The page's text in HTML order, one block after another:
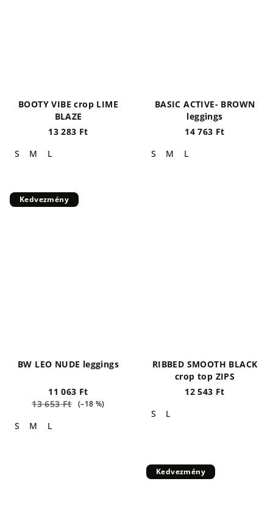
BOOTY VIBE crop LIME
BLAZE
13 283 Ft
S
M L
BASIC ACTIVE- BROWN
leggings
14 763 Ft
S
M L
Kedvezmény
BW LEO NUDE leggings
11 063 Ft
13 653 Ft (–18 %)
S M L
RIBBED SMOOTH BLACK
crop top ZIPS
12 543 Ft
S
L
Kedvezmény